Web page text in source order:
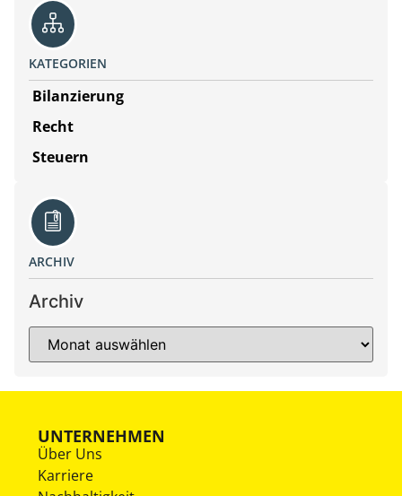
KATEGORIEN
Bilanzierung
Recht
Steuern
ARCHIV
Archiv
UNTERNEHMEN
Über Uns
Karriere